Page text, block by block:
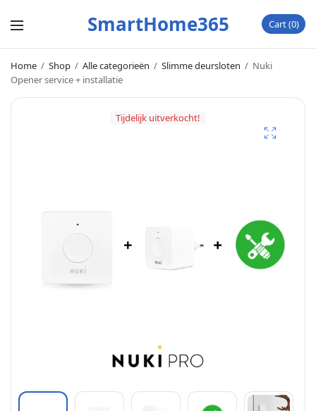
SmartHome365 Cart 0
Home / Shop / Alle categorieën / Slimme deursloten / Nuki
Opener service + installatie
Tijdelijk uitverkocht!